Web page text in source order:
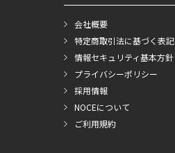
会社概要
特定商取引法に基づく表記
情報セキュリティ基本方針
プライバシーポリシー
採用情報
NOCEについて
ご利用規約